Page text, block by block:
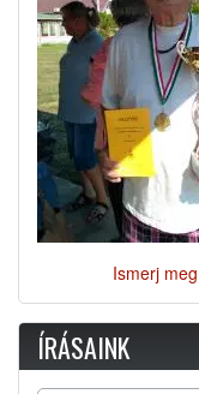
Ismerj
ÍRÁSAINK